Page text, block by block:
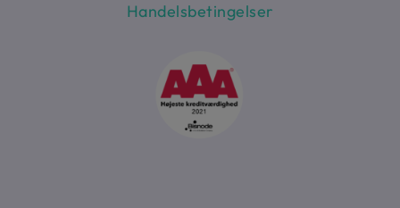
Handelsbetingelser